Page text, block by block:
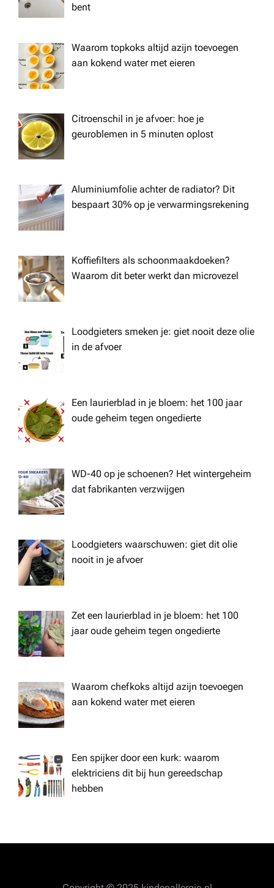
bent
Waarom topkoks altijd azijn toevoegen
aan kokend water met eieren
Citroenschil in je afvoer: hoe je
geuroblemen in 5 minuten oplost
Aluminiumfolie achter de radiator? Dit
bespaart 30% op je verwarmingsrekening
Koffiefilters als schoonmaakdoeken?
Waarom dit beter werkt dan microvezel
Loodgieters smeken je: giet nooit deze olie
in de afvoer
Een laurierblad in je bloem: het 100 jaar
oude geheim tegen ongedierte
WD-40 op je schoenen? Het wintergeheim
dat fabrikanten verzwijgen
Loodgieters waarschuwen: giet dit olie
nooit in je afvoer
Zet een laurierblad in je bloem: het 100
jaar oude geheim tegen ongedierte
Waarom chefkoks altijd azijn toevoegen
aan kokend water met eieren
Een spijker door een kurk: waarom
elektriciens dit bij hun gereedschap
hebben